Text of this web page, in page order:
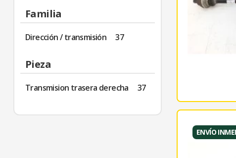
Familia
Dirección / transmisión 37
Pieza
Transmision trasera derecha 37
ENVÍO